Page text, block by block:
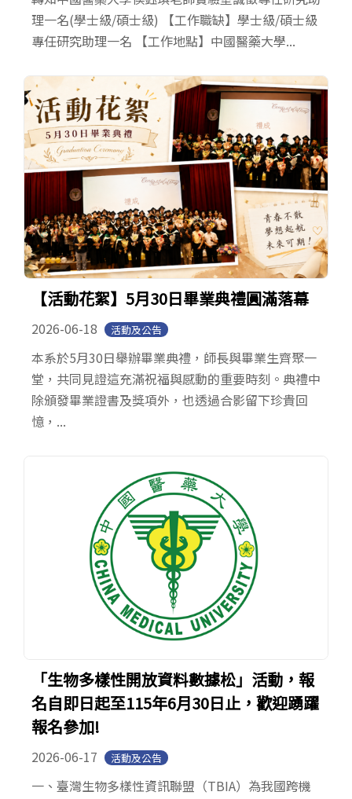
理一名(學士級/碩士級) 【工作職缺】學士級/碩士級
專任研究助理一名 【工作地點】中國醫藥大學...
【活動花絮】5月30日畢業典禮圓滿落幕
2026-06-18 活動及公告
本系於5月30日舉辦畢業典禮，師長與畢業生齊聚一
堂，共同見證這充滿祝福與感動的重要時刻。典禮中
除頒發畢業證書及獎項外，也透過合影留下珍貴回
憶，...
「生物多樣性開放資料數據松」活動，報
名自即日起至115年6月30日止，歡迎踴躍
報名參加!
2026-06-17 活動及公告
一、臺灣生物多樣性資訊聯盟（TBIA）為我國跨機